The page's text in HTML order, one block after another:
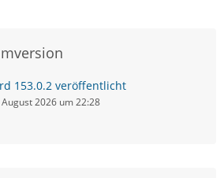
153.0.2 veröffentlicht
2026 um 22:28